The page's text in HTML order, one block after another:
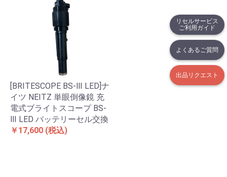
リセルサービス
ご利用ガイド
よくあるご質問
出品リクエスト
[BRITESCOPE BS-Ⅲ LED]ナ
イツ NEITZ 単眼倒像鏡 充
電式ブライトスコープ BS-
Ⅲ LED バッテリーセル交換
￥17,600 (税込)